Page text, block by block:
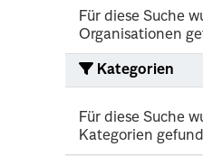
Für diese Suche
Organisationen
Kategorien
Für diese Suche
Kategorien